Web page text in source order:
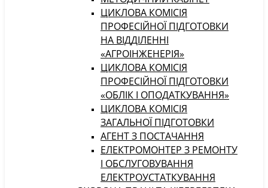
ЦИКЛОВА КОМІСІЯ
ПРОФЕСІЙНОЇ ПІДГОТОВКИ
НА ВІДДІЛЕННІ
«АГРОІНЖЕНЕРІЯ»
ЦИКЛОВА КОМІСІЯ
ПРОФЕСІЙНОЇ ПІДГОТОВКИ
«ОБЛІК І ОПОДАТКУВАННЯ»
ЦИКЛОВА КОМІСІЯ
ЗАГАЛЬНОЇ ПІДГОТОВКИ
АГЕНТ З ПОСТАЧАННЯ
ЕЛЕКТРОМОНТЕР З РЕМОНТУ
І ОБСЛУГОВУВАННЯ
ЕЛЕКТРОУСТАТКУВАННЯ